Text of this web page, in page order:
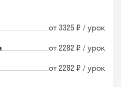
от 3325 ₽ / урок
от 2282 ₽ / урок
от 2282 ₽ / урок